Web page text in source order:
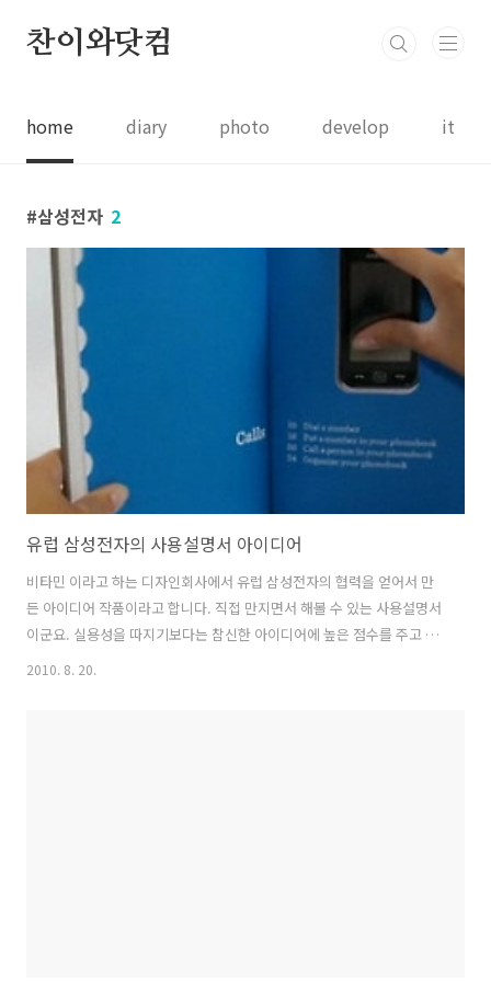
찬이와닷컴
home diary photo develop it
삼성전자 2
유럽 삼성전자의 사용설명서 아이디어
비타민 이라고 하는 디자인회사에서 유럽 삼성전자의 협력을 얻어서 만
든 아이디어 작품이라고 합니다. 직접 만지면서 해볼 수 있는 사용설명서
이군요. 실용성을 따지기보다는 참신한 아이디어에 높은 점수를 주고 싶
네요.
2010. 8. 20.